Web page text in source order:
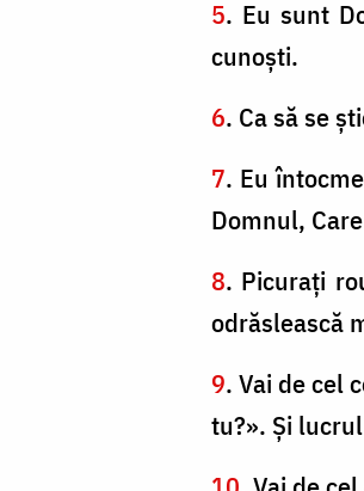
5. Eu sunt
cunoşti.
6. Ca să se
7. Eu
Domnul,
8. Picuraţi
odrăslească
9. Vai de cel
tu?». Şi